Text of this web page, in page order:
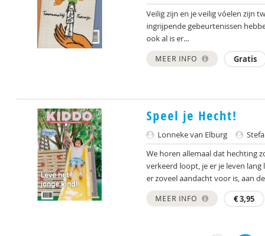
Veilig zijn en je veilig vóelen zijn
ingrijpende gebeurtenissen
ook al is er...
MEER INFO Gratis
Speel je Hecht!
Lonneke van Elburg
We horen allemaal dat hechting
verkeerd loopt, je er je leven
er zoveel aandacht voor is, aan
MEER INFO €3,95